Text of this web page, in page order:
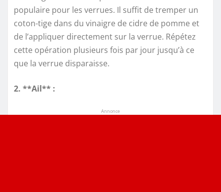
populaire pour les verrues. Il suffit de tremper un
coton-tige dans du vinaigre de cidre de pomme et
de l’appliquer directement sur la verrue. Répétez
cette opération plusieurs fois par jour jusqu’à ce
que la verrue disparaisse.
2. **Ail** :
Annonce